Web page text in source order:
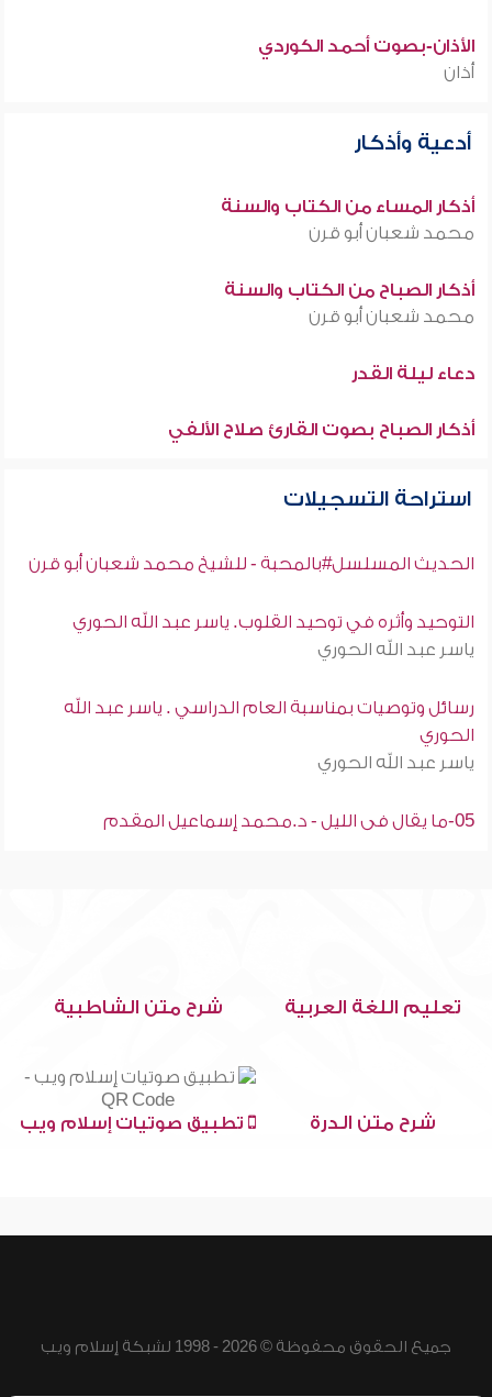
الأذان-بصوت أحمد الكوردي
أذان
أدعية وأذكار
أذكار المساء من الكتاب والسنة
محمد شعبان أبو قرن
أذكار الصباح من الكتاب والسنة
محمد شعبان أبو قرن
دعاء ليلة القدر
أذكار الصباح بصوت القارئ صلاح الألفي
استراحة التسجيلات
الحديث المسلسل#بالمحبة - للشيخ محمد شعبان أبو قرن
التوحيد وأثره في توحيد القلوب. ياسر عبد الله الحوري
ياسر عبد الله الحوري
رسائل وتوصيات بمناسبة العام الدراسي . ياسر عبد الله
الحوري
ياسر عبد الله الحوري
05-ما يقال فى الليل - د.محمد إسماعيل المقدم
تعليم اللغة العربية شرح متن الشاطبية
شرح متن الدرة تطبيق صوتيات إسلام ويب
جميع الحقوق محفوظة © 2026 - 1998 لشبكة إسلام ويب